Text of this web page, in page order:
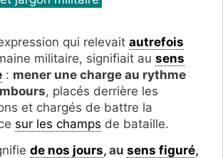
qui relevait autrefois
militaire, signifiait au sens
: mener une charge au rythme
, placés derrière les
et chargés de battre la
sur les champs de bataille.
de nos jours, au sens figuré,